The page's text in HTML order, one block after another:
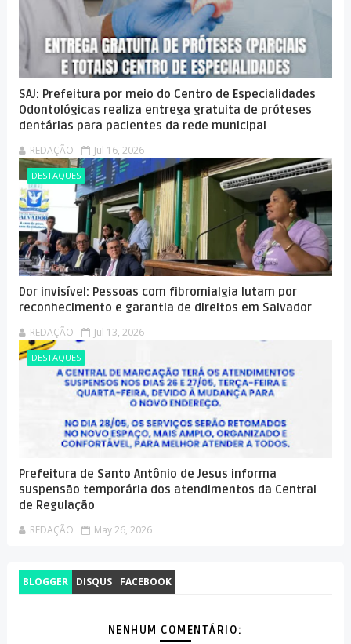
SAJ: Prefeitura por meio do Centro de Especialidades
Odontológicas realiza entrega gratuita de próteses
dentárias para pacientes da rede municipal
REDAÇÃO Jul 16, 2026
DESTAQUES
Dor invisível: Pessoas com fibromialgia lutam por
reconhecimento e garantia de direitos em Salvador
REDAÇÃO Jul 13, 2026
DESTAQUES
Prefeitura de Santo Antônio de Jesus informa
suspensão temporária dos atendimentos da Central
de Regulação
REDAÇÃO May 26, 2026
BLOGGER DISQUS FACEBOOK
NENHUM COMENTÁRIO: